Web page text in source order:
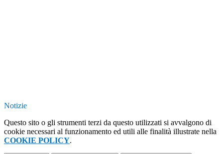
Notizie
Questo sito o gli strumenti terzi da questo utilizzati si avvalgono di
cookie necessari al funzionamento ed utili alle finalità illustrate nella
COOKIE POLICY.